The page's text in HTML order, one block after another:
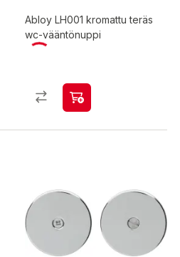
Abloy LH001 kromattu teräs
wc-vääntönuppi